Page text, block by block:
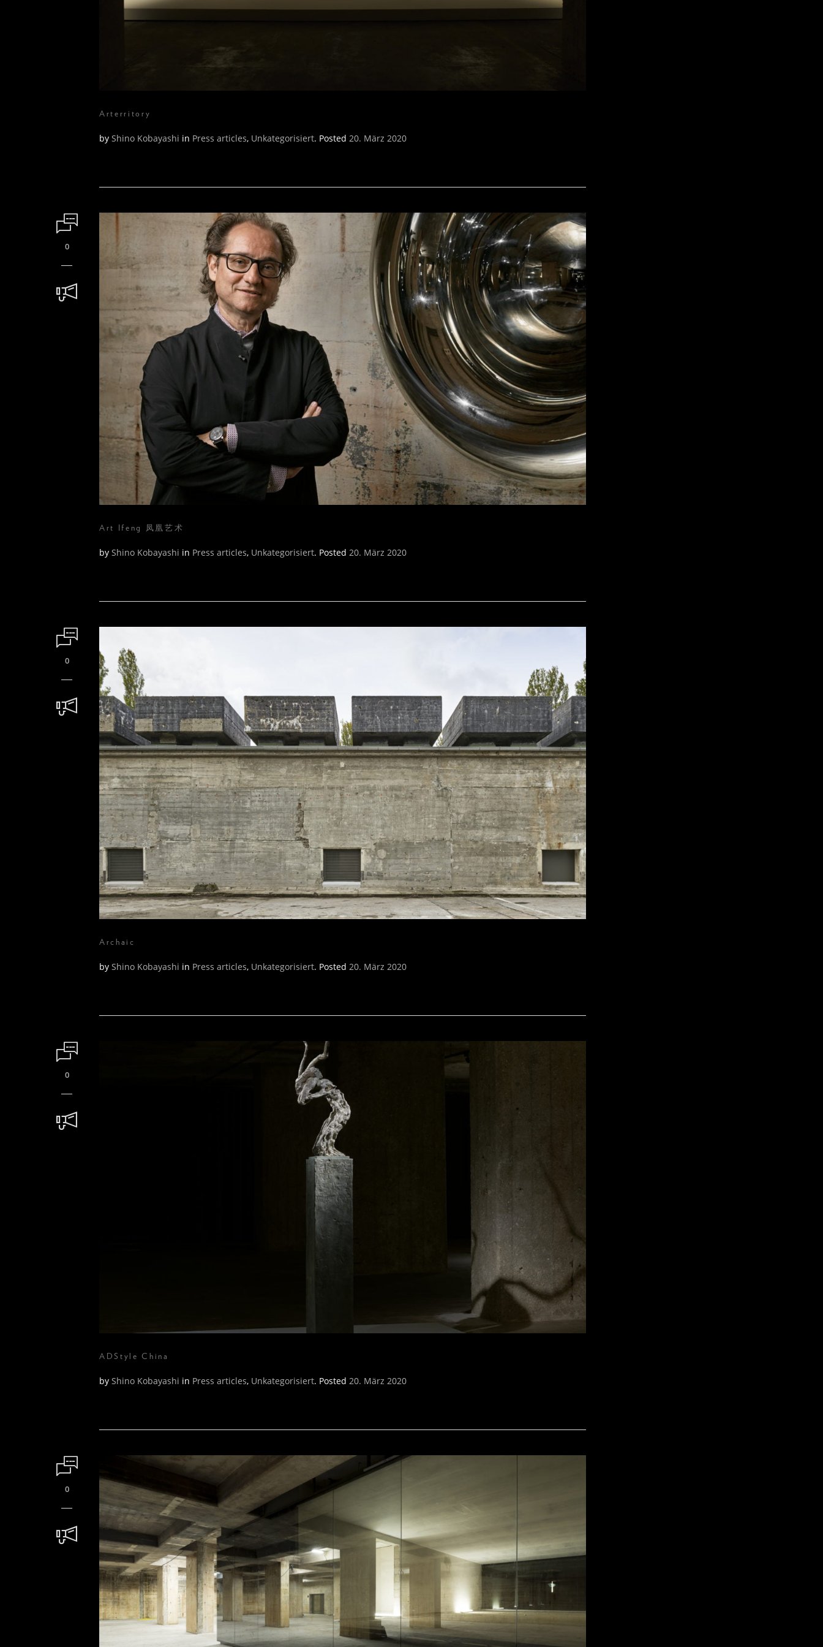
Arterritory
by Shino Kobayashi in Press articles, Unkategorisiert. Posted 20. März 2020
0
Art Ifeng 凤凰艺术
by Shino Kobayashi in Press articles, Unkategorisiert. Posted 20. März 2020
0
Archaic
by Shino Kobayashi in Press articles, Unkategorisiert. Posted 20. März 2020
0
ADStyle China
by Shino Kobayashi in Press articles, Unkategorisiert. Posted 20. März 2020
0